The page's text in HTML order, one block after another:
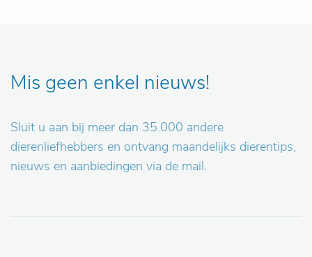
Mis geen enkel nieuws!
Sluit u aan bij meer dan 35.000 andere
dierenliefhebbers en ontvang maandelijks dierentips,
nieuws en aanbiedingen via de mail.